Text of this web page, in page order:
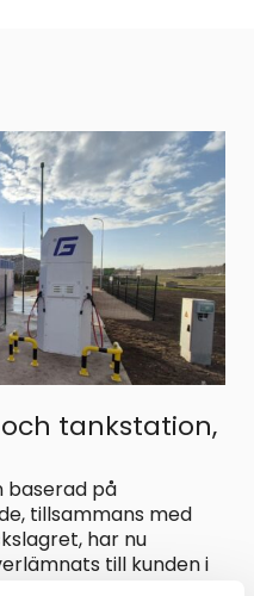
tankstation,
baserad på
tillsammans med
har nu
till kunden i